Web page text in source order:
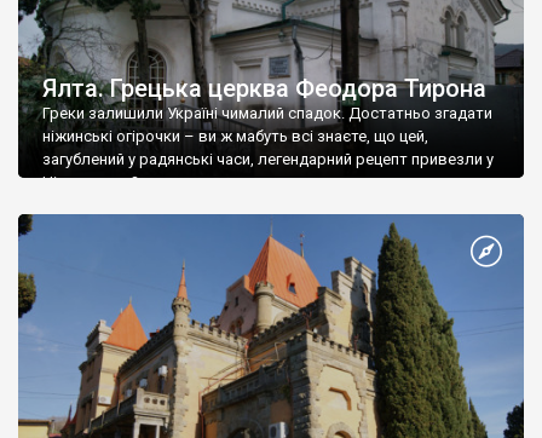
Ялта. Грецька церква Феодора Тирона
Греки залишили Україні чималий спадок. Достатньо згадати
ніжинські огірочки – ви ж мабуть всі знаєте, що цей,
загублений у радянські часи, легендарний рецепт привезли у
Ніжин греки?